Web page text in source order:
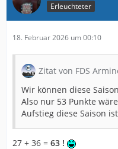
Erleuchteter
18. Februar 2026 um 00:10
Zitat von FDS
Wir können diese
Also nur 53 Punkte
Aufstieg diese Saison
27 + 36 = 63 !